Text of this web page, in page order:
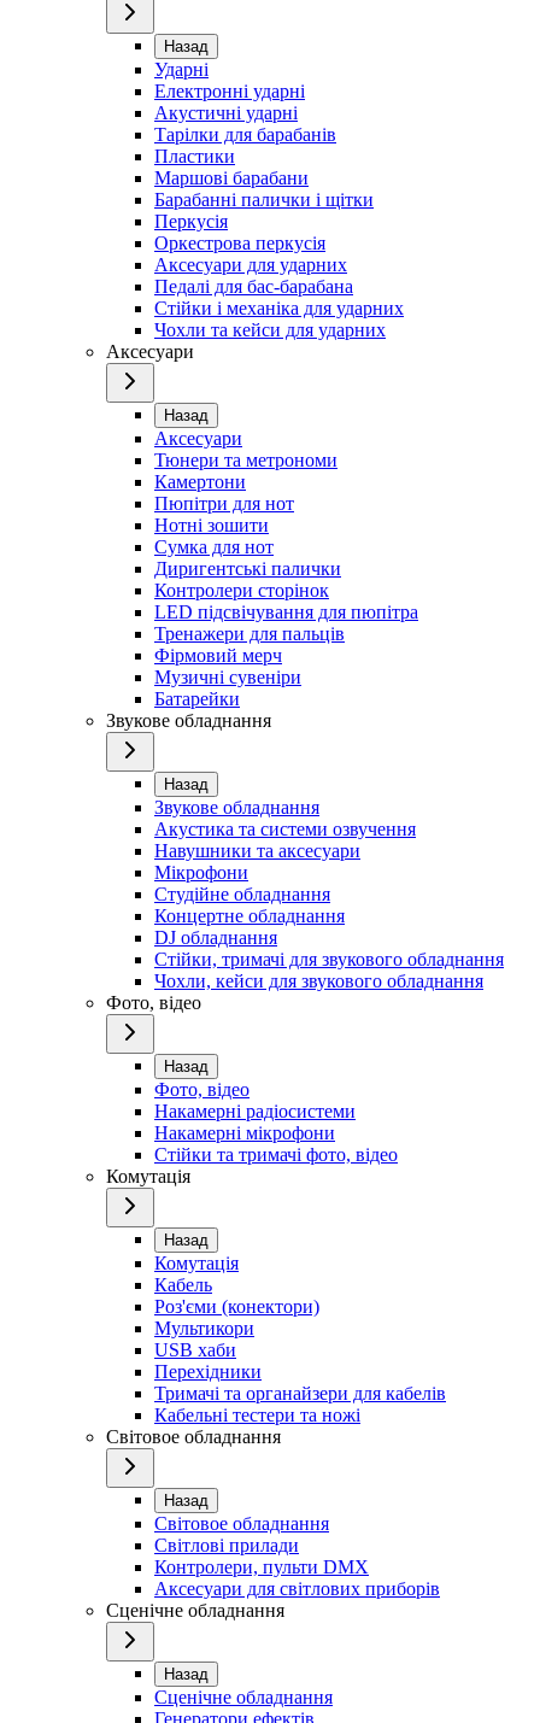
Назад
Ударні
Електронні ударні
Акустичні ударні
Тарілки для барабанів
Пластики
Маршові барабани
Барабанні палички і щітки
Перкусія
Оркестрова перкусія
Аксесуари для ударних
Педалі для бас-барабана
Стійки і механіка для ударних
Чохли та кейси для ударних
Аксесуари
Назад
Аксесуари
Тюнери та метрономи
Камертони
Пюпітри для нот
Нотні зошити
Сумка для нот
Диригентські палички
Контролери сторінок
LED підсвічування для пюпітра
Тренажери для пальців
Фірмовий мерч
Музичні сувеніри
Батарейки
Звукове обладнання
Назад
Звукове обладнання
Акустика та системи озвучення
Навушники та аксесуари
Мікрофони
Студійне обладнання
Концертне обладнання
DJ обладнання
Стійки, тримачі для звукового обладнання
Чохли, кейси для звукового обладнання
Фото, відео
Назад
Фото, відео
Накамерні радіосистеми
Накамерні мікрофони
Стійки та тримачі фото, відео
Комутація
Назад
Комутація
Кабель
Роз'єми (конектори)
Мультикори
USB хаби
Перехідники
Тримачі та органайзери для кабелів
Кабельні тестери та ножі
Світовое обладнання
Назад
Світовое обладнання
Світлові прилади
Контролери, пульти DMX
Аксесуари для світлових приборів
Сценічне обладнання
Назад
Сценічне обладнання
Генератори ефектів